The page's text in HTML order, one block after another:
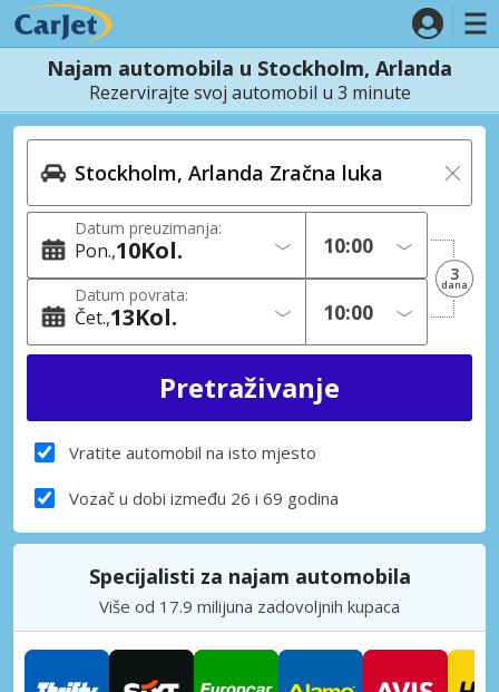
Najam automobila u Stockholm, Arlanda
Rezervirajte svoj automobil u 3 minute
Datum preuzimanja:
Pon. 10Kol.
Datum povrata:
Čet. 13Kol.
3
dana
Vratite automobil na isto mjesto
Vozač u dobi između 26 i 69 godina
Specijalisti za najam automobila
Više od 17.9 milijuna zadovoljnih kupaca